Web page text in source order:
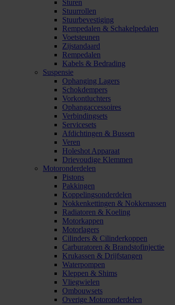
Sturen
Stuurrollen
Stuurbevestiging
Rempedalen & Schakelpedalen
Voetsteunen
Zijstandaard
Rempedalen
Kabels & Bedrading
Suspensie
Ophanging Lagers
Schokdempers
Vorkontluchters
Ophangaccessoires
Verbindingsets
Servicesets
Afdichtingen & Bussen
Veren
Holeshot Apparaat
Drievoudige Klemmen
Motoronderdelen
Pistons
Pakkingen
Koppelingsonderdelen
Nokkenkettingen & Nokkenassen
Radiatoren & Koeling
Motorkappen
Motorlagers
Cilinders & Cilinderkoppen
Carburatoren & Brandstofinjectie
Krukassen & Drijfstangen
Waterpompen
Kleppen & Shims
Vliegwielen
Ombouwsets
Overige Motoronderdelen